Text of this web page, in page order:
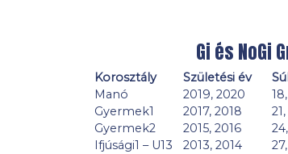
Gi és NoGi
Korosztály Születési év
Manó
2019, 2020
Gyermek1
2017, 2018
Gyermek2
2015, 2016
Ifjúsági1 – U13
2013, 2014